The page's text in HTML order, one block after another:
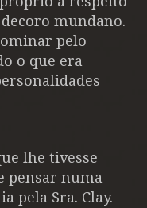
mundano.
pelo
o que era
lhe tivesse
pensar numa
pela Sra. Clay.